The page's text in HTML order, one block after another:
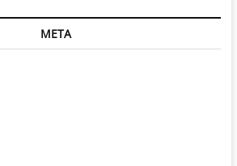
META